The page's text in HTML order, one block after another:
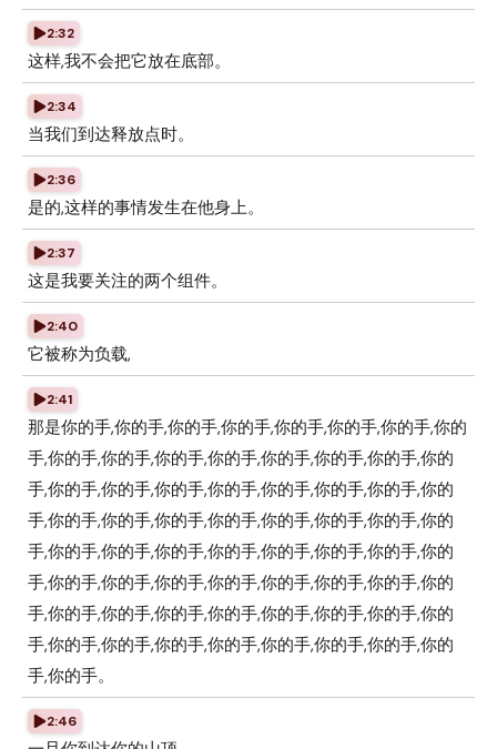
2:32
这样,我不会把它放在底部。
2:34
当我们到达释放点时。
2:36
是的,这样的事情发生在他身上。
2:37
这是我要关注的两个组件。
2:40
它被称为负载,
2:41
那是你的手,你的手,你的手,你的手,你的手,你的手,你的手,你的
手,你的手,你的手,你的手,你的手,你的手,你的手,你的手,你的
手,你的手,你的手,你的手,你的手,你的手,你的手,你的手,你的
手,你的手,你的手,你的手,你的手,你的手,你的手,你的手,你的
手,你的手,你的手,你的手,你的手,你的手,你的手,你的手,你的
手,你的手,你的手,你的手,你的手,你的手,你的手,你的手,你的
手,你的手,你的手,你的手,你的手,你的手,你的手,你的手,你的
手,你的手,你的手,你的手,你的手,你的手,你的手,你的手,你的
手,你的手。
2:46